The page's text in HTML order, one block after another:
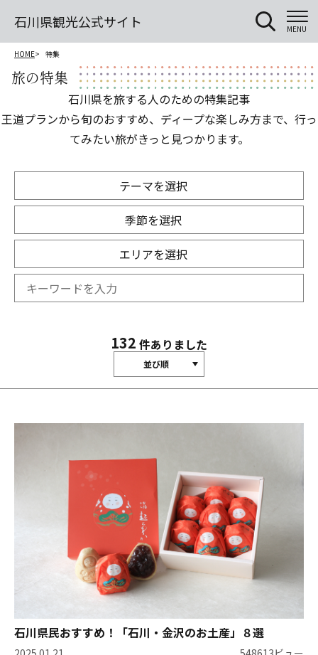
石川県観光公式サイト MENU
HOME 特集
旅の特集
石川県を旅する人のための特集記事
王道プランから旬のおすすめ、ディープな楽しみ方まで、行っ
てみたい旅がきっと見つかります。
テーマを選択
季節を選択
エリアを選択
132 件ありました
並び順
石川県民おすすめ！「石川・金沢のお土産」８選